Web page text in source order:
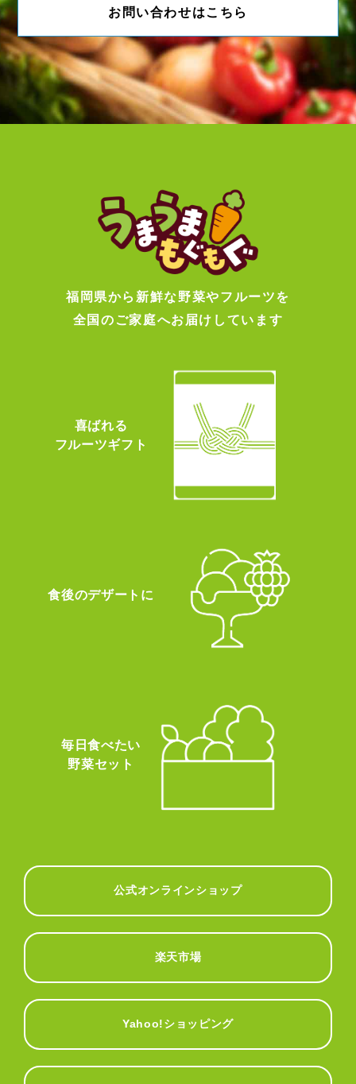
お問い合わせはこちら
福岡県から新鮮な野菜やフルーツを
全国のご家庭へお届けしています
喜ばれる
フルーツギフト
食後のデザートに
毎日食べたい
野菜セット
公式オンラインショップ
楽天市場
Yahoo!ショッピング